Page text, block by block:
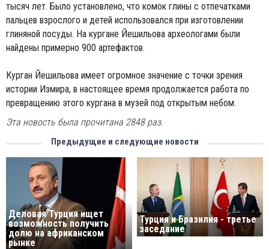
тысяч лет. Было установлено, что комок глины с отпечатками
пальцев взрослого и детей использовался при изготовлении
глиняной посуды. На кургане Йешильова археологами были
найдены примерно 900 артефактов.
Курган Йешильова имеет огромное значение с точки зрения
истории Измира, в настоящее время продолжается работа по
превращению этого кургана в музей под открытым небом.
Эта новость была прочитана 2848 раз.
Предыдущие и следующие новости
Деловая Турция ищет
возможность получить
долю на африканском
рынке
Турция и Бразилия - третье
заседание